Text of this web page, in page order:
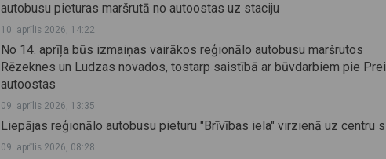
autobusu pieturas maršrutā no autoostas uz staciju
10. aprīlis 2026, 14:22
No 14. aprīļa būs izmaiņas vairākos reģionālo autobusu maršrutos
Rēzeknes un Ludzas novados, tostarp saistībā ar būvdarbiem pie
autoostas
09. aprīlis 2026, 13:35
Liepājas reģionālo autobusu pieturu "Brīvības iela" virzienā uz centru
09. aprīlis 2026, 08:28